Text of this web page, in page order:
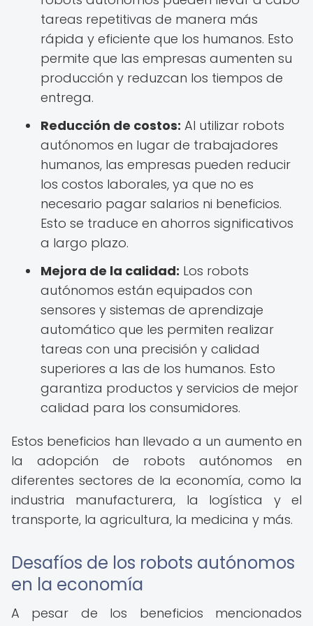
tareas repetitivas de manera más
rápida y eficiente que los humanos. Esto
permite que las empresas aumenten su
producción y reduzcan los tiempos de
entrega.
Reducción de costos: Al utilizar robots
autónomos en lugar de trabajadores
humanos, las empresas pueden reducir
los costos laborales, ya que no es
necesario pagar salarios ni beneficios.
Esto se traduce en ahorros significativos
a largo plazo.
Mejora de la calidad: Los robots
autónomos están equipados con
sensores y sistemas de aprendizaje
automático que les permiten realizar
tareas con una precisión y calidad
superiores a las de los humanos. Esto
garantiza productos y servicios de mejor
calidad para los consumidores.
Estos beneficios han llevado a un aumento en
la adopción de robots autónomos en
diferentes sectores de la economía, como la
industria manufacturera, la logística y el
transporte, la agricultura, la medicina y más.
Desafíos de los robots autónomos
en la economía
A pesar de los beneficios mencionados